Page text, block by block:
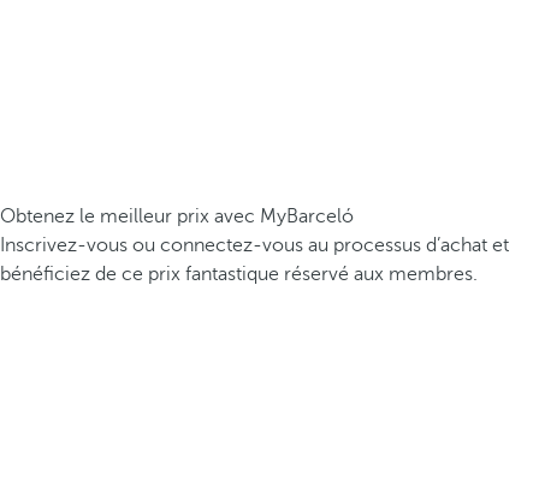
Obtenez le meilleur prix avec MyBarceló
Inscrivez-vous ou connectez-vous au processus d’achat et
bénéficiez de ce prix fantastique réservé aux membres.